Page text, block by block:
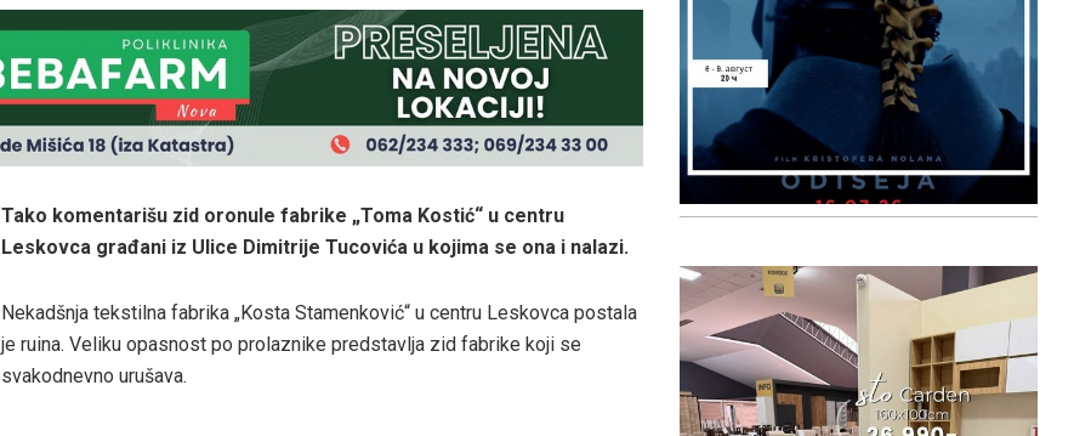
Tako komentarišu zid oronule fabrike „Toma Kostić“ u centru
Leskovca građani iz Ulice Dimitrije Tucovića u kojima se ona i nalazi.
Nekadšnja tekstilna fabrika „Kosta Stamenković“ u centru Leskovca postala
je ruina. Veliku opasnost po prolaznike predstavlja zid fabrike koji se
svakodnevno urušava.